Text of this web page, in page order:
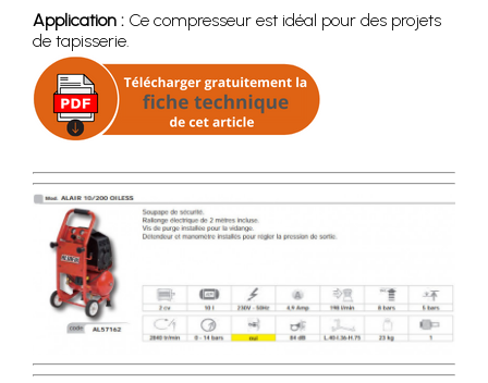
Application : Ce compresseur est idéal pour des projets
de tapisserie.